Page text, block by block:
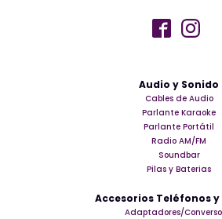
Audio y Sonido
Cables de Audio
Parlante Karaoke
Parlante Portátil
Radio AM/FM
Soundbar
Pilas y Baterias
Accesorios Teléfonos
Adaptadores/